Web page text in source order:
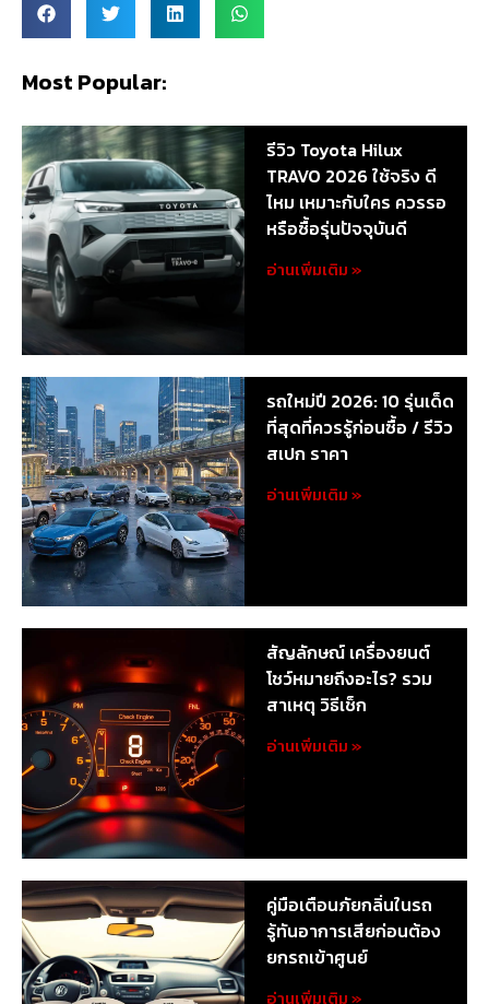
Most Popular:
รีวิว Toyota Hilux
TRAVO 2026 ใช้จริง ดี
ไหม เหมาะกับใคร ควรรอ
หรือซื้อรุ่นปัจจุบันดี
อ่านเพิ่มเติม »
รถใหม่ปี 2026: 10 รุ่นเด็ด
ที่สุดที่ควรรู้ก่อนซื้อ / รีวิว
สเปก ราคา
อ่านเพิ่มเติม »
สัญลักษณ์ เครื่องยนต์
โชว์หมายถึงอะไร? รวม
สาเหตุ วิธีเช็ก
อ่านเพิ่มเติม »
คู่มือเตือนภัยกลิ่นในรถ
รู้ทันอาการเสียก่อนต้อง
ยกรถเข้าศูนย์
อ่านเพิ่มเติม »